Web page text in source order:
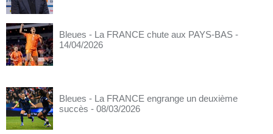
Bleues - La FRANCE chute aux PAYS-BAS -
14/04/2026
Bleues - La FRANCE engrange un deuxième
succès - 08/03/2026